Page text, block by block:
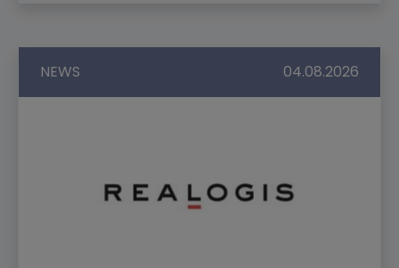
NEWS 04.08.2026